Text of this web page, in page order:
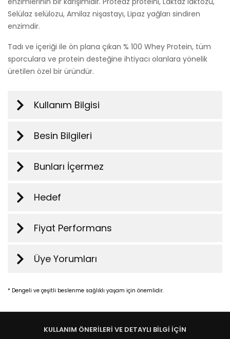
Selülaz selülozu, Amilaz nişastayı, Lipaz yağları sindiren
enzimdir.
Tadı ve içeriği ile ön plana çıkan % 100 Whey Protein, tüm
sporculara ve protein desteğine ihtiyacı olanlara yönelik
üretilen özel bir üründür.
Kullanım Bilgisi
Besin Bilgileri
Bunları İçermez
Hedef
Fiyat Performans
Üye Yorumları
* Dengeli ve çeşitli beslenme sağlıklı yaşam için önemlidir.
KULLANIM ÖNERİLERİ VE DETAYLI BİLGİ İÇİN